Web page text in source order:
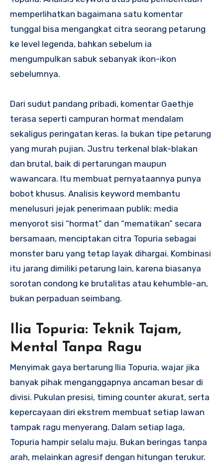
memperlihatkan bagaimana satu komentar
tunggal bisa mengangkat citra seorang petarung
ke level legenda, bahkan sebelum ia
mengumpulkan sabuk sebanyak ikon-ikon
sebelumnya.
Dari sudut pandang pribadi, komentar Gaethje
terasa seperti campuran hormat mendalam
sekaligus peringatan keras. Ia bukan tipe petarung
yang murah pujian. Justru terkenal blak-blakan
dan brutal, baik di pertarungan maupun
wawancara. Itu membuat pernyataannya punya
bobot khusus. Analisis keyword membantu
menelusuri jejak penerimaan publik: media
menyorot sisi “hormat” dan “mematikan” secara
bersamaan, menciptakan citra Topuria sebagai
monster baru yang tetap layak dihargai. Kombinasi
itu jarang dimiliki petarung lain, karena biasanya
sorotan condong ke brutalitas atau kehumble-an,
bukan perpaduan seimbang.
Ilia Topuria: Teknik Tajam,
Mental Tanpa Ragu
Menyimak gaya bertarung Ilia Topuria, wajar jika
banyak pihak menganggapnya ancaman besar di
divisi. Pukulan presisi, timing counter akurat, serta
kepercayaan diri ekstrem membuat setiap lawan
tampak ragu menyerang. Dalam setiap laga,
Topuria hampir selalu maju. Bukan beringas tanpa
arah, melainkan agresif dengan hitungan terukur.